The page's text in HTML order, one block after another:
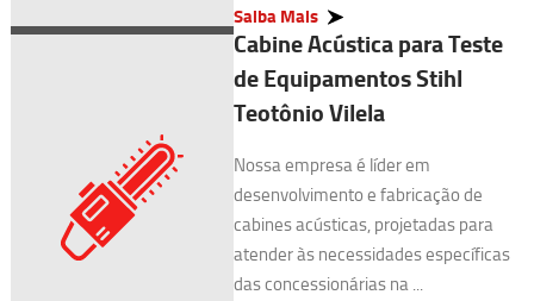
Saiba Mais
Cabine Acústica para Teste
de Equipamentos Stihl
Teotônio Vilela
Nossa empresa é líder em
desenvolvimento e fabricação de
cabines acústicas, projetadas para
atender às necessidades específicas
das concessionárias na ...